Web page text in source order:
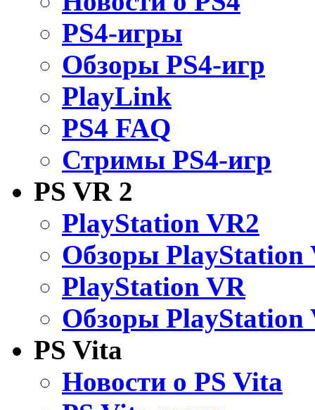
PS4-игры
Обзоры PS4-игр
PlayLink
PS4 FAQ
Стримы PS4-игр
PS VR 2
PlayStation VR2
Обзоры PlayStation
PlayStation VR
Обзоры PlayStation
PS Vita
Новости о PS Vita